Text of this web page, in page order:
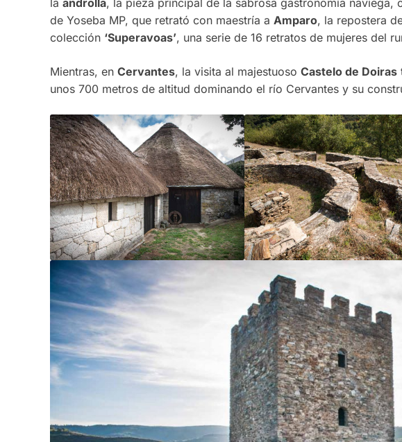
de Yoseba MP, que retrató con maestría a Amparo, la repostera
colección ‘Superavoas’, una serie de 16 retratos de mujeres del
Mientras, en Cervantes, la visita al majestuoso Castelo de Doiras
unos 700 metros de altitud dominando el río Cervantes y su